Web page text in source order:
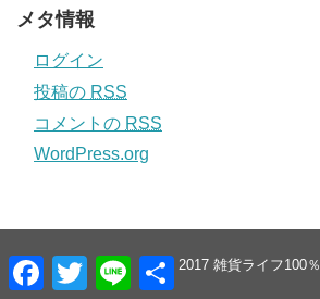
メタ情報
ログイン
投稿の RSS
コメントの RSS
WordPress.org
© 2017 雑貨ライフ100％
F
T
L
共